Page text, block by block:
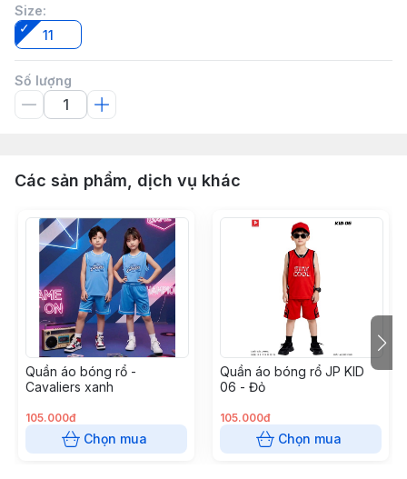
Size:
11
Số lượng
Các sản phẩm, dịch vụ khác
Quần áo bóng rổ -
Cavaliers xanh
105.000đ
Chọn mua
Quần áo bóng rổ JP KID
06 - Đỏ
105.000đ
Chọn mua